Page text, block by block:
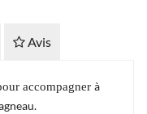
Avis
accompagner à